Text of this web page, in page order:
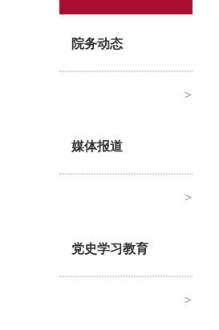
院务动态
>
媒体报道
>
党史学习教育
>